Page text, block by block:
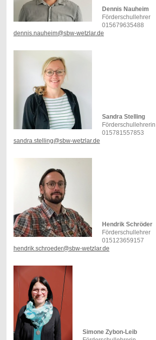
Dennis Nauheim
Förderschullehrer
015679635488
dennis.nauheim@sbw-wetzlar.de
Sandra Stelling
Förderschullehrerin
015781557853
sandra.stelling@sbw-wetzlar.de
Hendrik Schröder
Förderschullehrer
015123659157
hendrik.schroeder@sbw-wetzlar.de
Simone Zybon-Leib